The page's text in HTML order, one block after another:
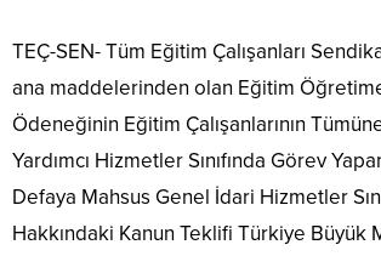
TEÇ-SEN- Tüm Eğitim Çalışanları
ana maddelerinden olan Eğitim
Ödeneğinin Eğitim Çalışanlarının
Yardımcı Hizmetler Sınıfında Görev
Defaya Mahsus Genel İdari Hizmetler
Hakkındaki Kanun Teklifi Türkiye Büyük